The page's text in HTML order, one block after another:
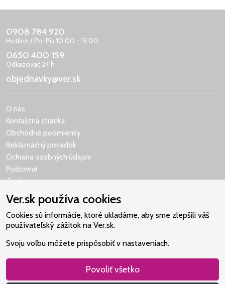
0908 784 920
Hotline / Po-Pia 10:00 - 15:00
0650 400 159
Odkazovač 24 h
objednavky@ver.sk
O nás
Kontaktná stránka
Obchodné podmienky
Reklamačný poriadok
Ochrana osobných údajov
Poštovné
Cookies
Naše srdce je v Martindome.
Podporujeme aktivity spoločenstva,
ktoré pomáha nájsť vzťah s Bohom.
Ver.sk používa cookies
Cookies sú informácie, ktoré ukladáme, aby sme zlepšili váš
používateľský zážitok na Ver.sk.
Svoju voľbu môžete prispôsobiť v nastaveniach.
Povoliť všetko